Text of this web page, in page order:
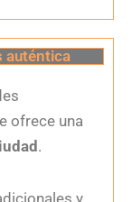
auténtica
ofrece una
.
y